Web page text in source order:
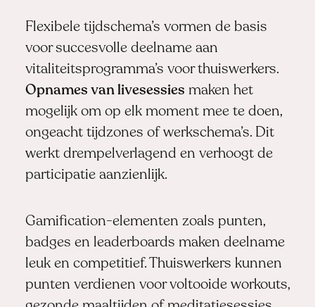
Flexibele tijdschema’s vormen de basis
voor succesvolle deelname aan
vitaliteitsprogramma’s voor thuiswerkers.
Opnames van livesessies maken het
mogelijk om op elk moment mee te doen,
ongeacht tijdzones of werkschema’s. Dit
werkt drempelverlagend en verhoogt de
participatie aanzienlijk.
Gamification-elementen zoals punten,
badges en leaderboards maken deelname
leuk en competitief. Thuiswerkers kunnen
punten verdienen voor voltooide workouts,